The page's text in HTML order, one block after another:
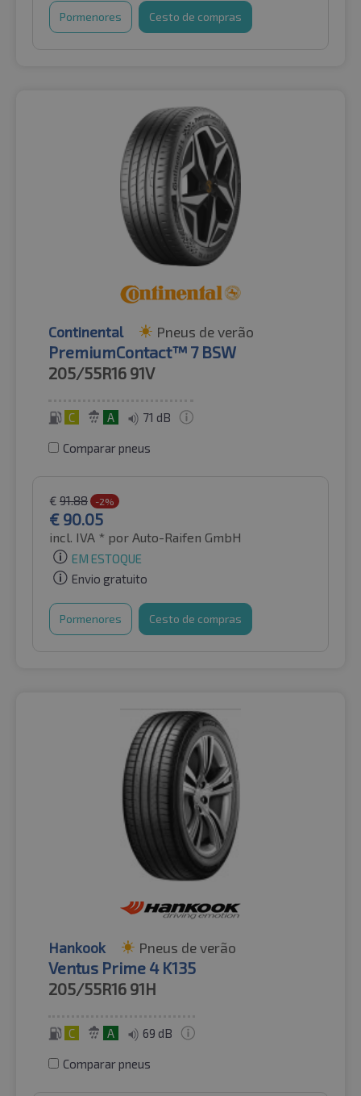
Pormenores Cesto de compras
Continental Pneus de verão
PremiumContact™ 7 BSW
205/55R16 91V
C A 71 dB
Comparar pneus
€ 91.88 -2%
€ 90.05
incl. IVA * por Auto-Raifen GmbH
EM ESTOQUE
Envio gratuito
Pormenores Cesto de compras
Hankook Pneus de verão
Ventus Prime 4 K135
205/55R16 91H
C A 69 dB
Comparar pneus